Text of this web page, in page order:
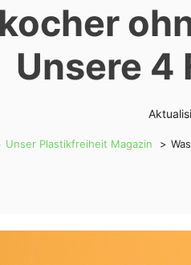
Unsere 4
Unser Plastikfreiheit Magazin